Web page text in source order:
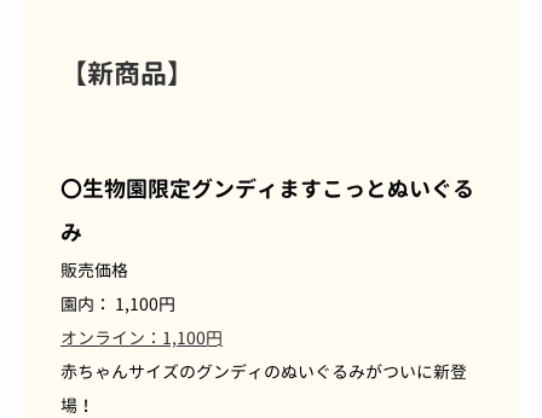
【新商品】
〇生物園限定グンディますこっとぬいぐる
み
販売価格
園内： 1,100円
オンライン：1,100円
赤ちゃんサイズのグンディのぬいぐるみがついに新登
場！